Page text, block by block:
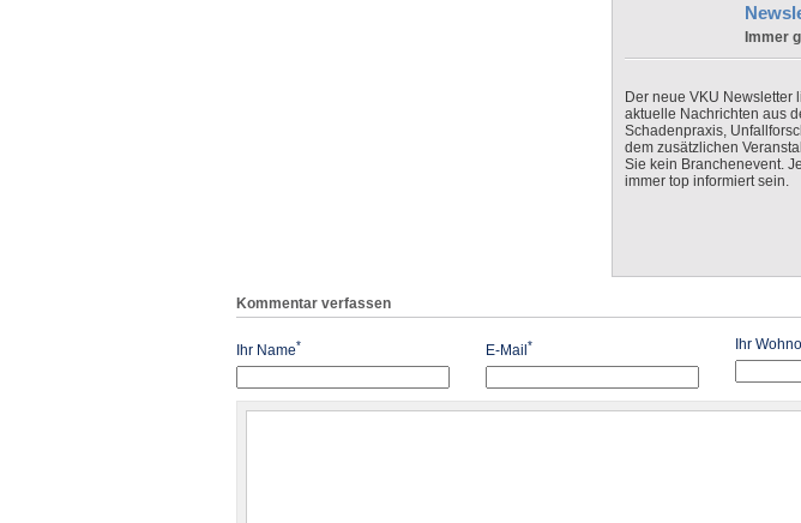
Immer
Der neue VKU Newsletter
aktuelle Nachrichten aus
Schadenpraxis,
dem zusätzlichen
Sie kein Branchenevent.
immer top informiert sein.
Kommentar verfassen
Ihr Name* E-Mail* Ihr